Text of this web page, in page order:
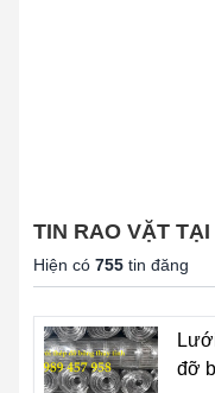
TIN RAO VẶT
Hiện có 755 tin đăng
đỡ